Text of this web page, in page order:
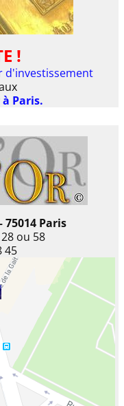
!
d'investissement
Paris.
75014 Paris
ou 58
45